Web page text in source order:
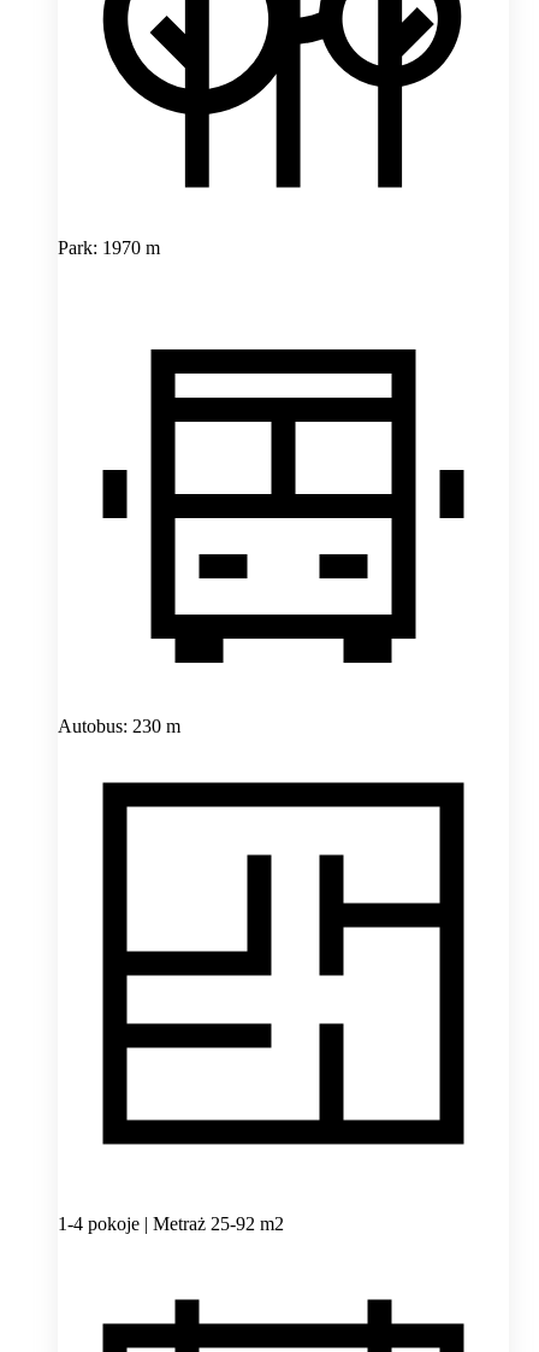
Park: 1970 m
Autobus: 230 m
1-4 pokoje | Metraż 25-92 m2